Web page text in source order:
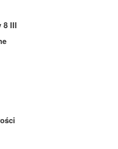
8 III